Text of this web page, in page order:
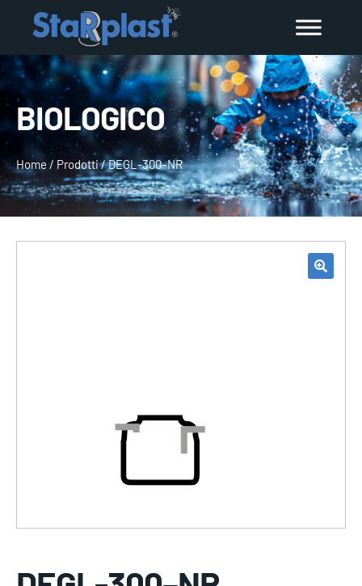
BIOLOGICO
Home/ Prodotti/DEGL-300–NR